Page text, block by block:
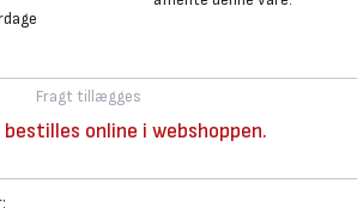
Fragt tillægges
bestilles online i webshoppen.